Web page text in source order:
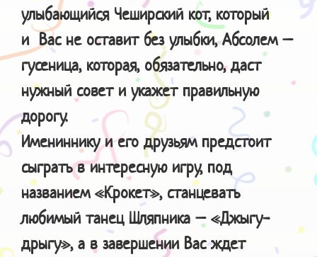
улыбающийся Чеширский кот, который
и Вас не оставит без улыбки, Абсолем –
гусеница, которая, обязательно, даст
нужный совет и укажет правильную
дорогу.
Имениннику и его друзьям предстоит
сыграть в интересную игру, под
названием «Крокет», станцевать
любимый танец Шляпника – «Джыгу-
дрыгу», а в завершении Вас ждет